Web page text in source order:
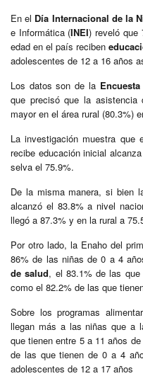
En el Día Internacional de la
e Informática (INEI) reveló que
edad en el país reciben
adolescentes de 12 a 16 años
Los datos son de la
que precisó que la
mayor en el área rural (80.3%)
La investigación muestra que
recibe educación inicial
selva el 75.9%.
De la misma manera, si bien
alcanzó el 83.8% a nivel
llegó a 87.3% y en la rural a
Por otro lado, la Enaho del
86% de las niñas de 0 a 4
de salud, el 83.1% de las
como el 82.2% de las que
Sobre los programas
llegan más a las niñas que a
que tienen entre 5 a 11 años
de las que tienen de 0 a 4
adolescentes de 12 a 17 años